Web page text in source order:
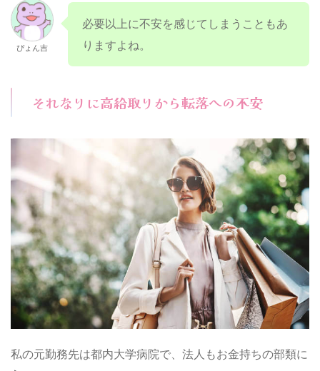
ぴょん吉
必要以上に不安を感じてしまうこともあ
りますよね。
それなりに高給取りから転落への不安
私の元勤務先は都内大学病院で、法人もお金持ちの部類に